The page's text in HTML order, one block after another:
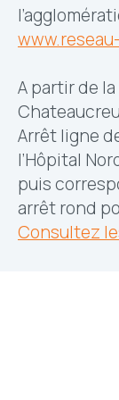
A partir de
Arrêt ligne
l’Hôpital
puis
arrêt rond
Consultez